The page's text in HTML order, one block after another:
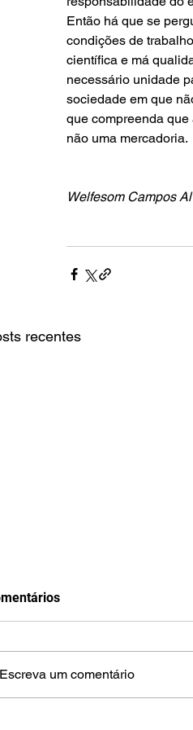
Então há que se
condições de
científica e má
necessário unidade
sociedade em que
que compreenda
não uma mercadoria.
Welfesom Campos
recentes
Escreva um comentário